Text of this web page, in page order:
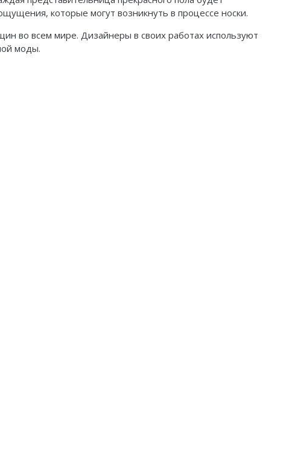
которые могут возникнуть в процессе носки.
во всем мире. Дизайнеры в своих работах используют
моды.